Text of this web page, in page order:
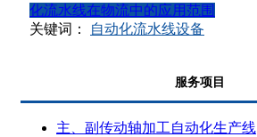
化流水线在物流中的应用范围
关键词：
自动化流水线设备
服务项目
主、副传动轴加工自动化生产线